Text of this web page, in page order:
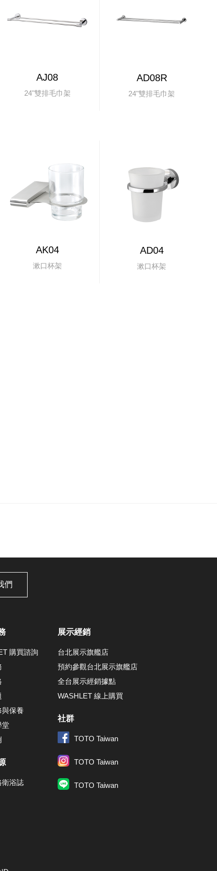
AJ08
24"雙排毛巾架
AD08R
24"雙排毛巾架
AK04
漱口杯架
AD04
漱口杯架
們
購買諮詢
保養
堂
衛浴誌
展示經銷
台北展示旗艦店
預約參觀台北展示旗艦店
全台展示經銷據點
WASHLET 線上購買
社群
TOTO Taiwan
TOTO Taiwan
TOTO Taiwan